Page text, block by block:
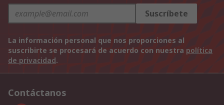
Suscríbete
La información personal que nos proporciones al
suscribirte se procesará de acuerdo con nuestra política
de privacidad.
Contáctanos